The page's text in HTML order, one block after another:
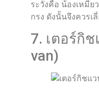
ระวังคือ น้องเหมี
กรง ดังนั้นจึงควรเ
7. เตอร์กิ
van)